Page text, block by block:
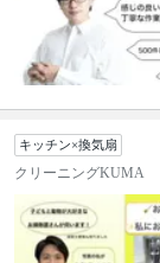
キッチン×換気扇
クリーニングKUMA